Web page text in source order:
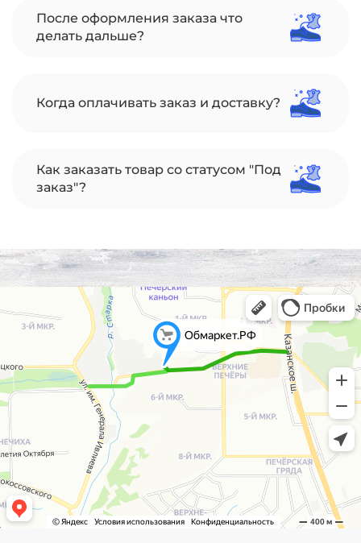
После оформления заказа что
делать дальше?
Когда оплачивать заказ и доставку?
Как заказать товар со статусом "Под
заказ"?